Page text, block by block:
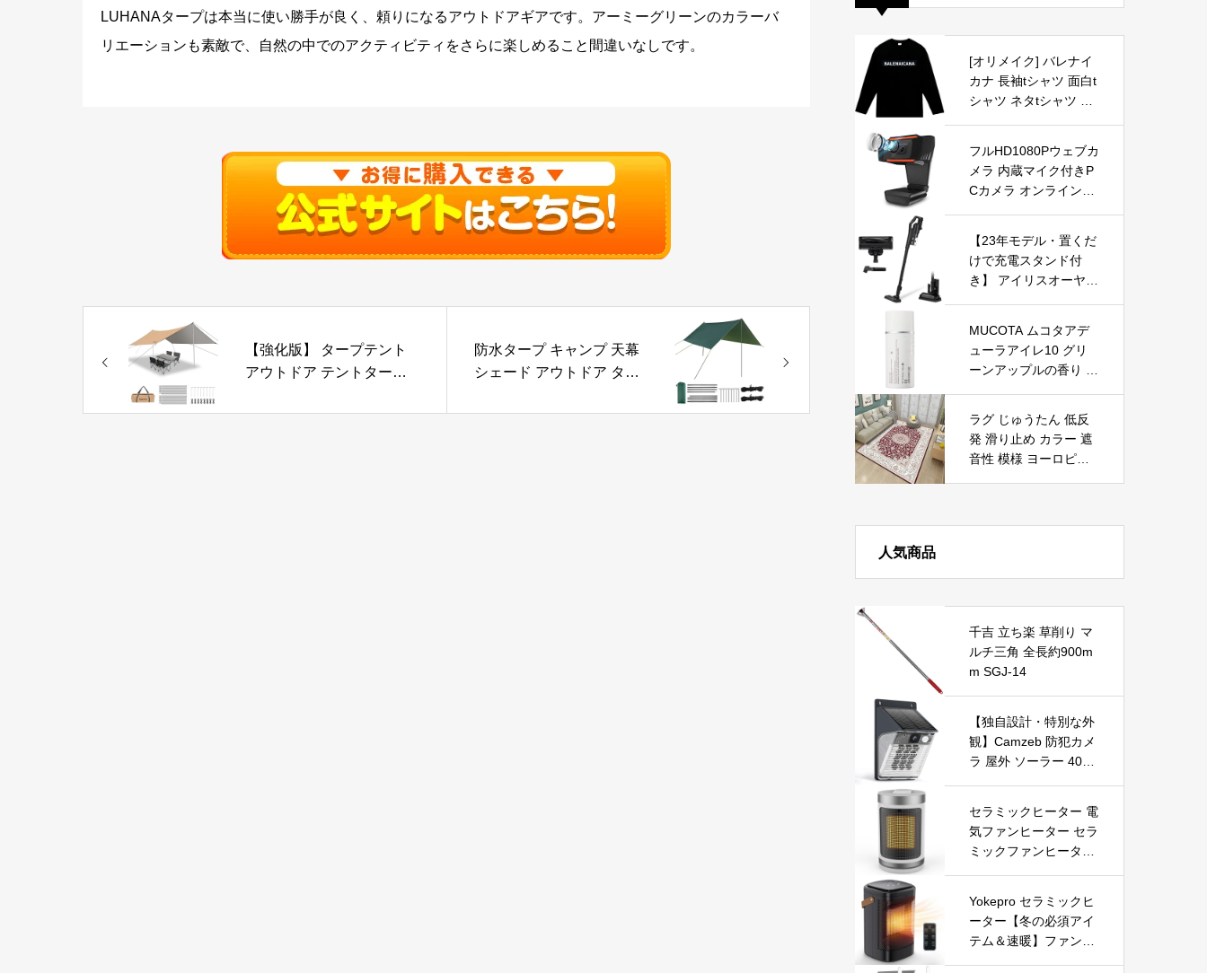
LUHANAタープは本当に使い勝手が良く、頼りになるアウトドアギアです。アーミーグリーンのカラーバ
リエーションも素敵で、自然の中でのアクティビティをさらに楽しめること間違いなしです。
【強化版】 タープテント
アウトドア テントタープ
防水タープ 日除け 遮熱 遮
防水タープ キャンプ 天幕
シェード アウトドア ター
ター 日除け 遮熱 遮光 収納
[オリメイク] バレナイ
カナ 長袖tシャツ 面白t
シャツ ネタtシャツ お
フルHD1080Pウェブカ
メラ 内蔵マイク付きP
Cカメラ オンラインビ
オ通話、録画、会議、
ゲーム用ラップトップ
1080Pwebカメラ 広角
【23年モデル・置くだ
けで充電スタンド付
き】 アイリスオーヤマ
ッククリーナー サイク
ロン 人気 SCD-184P-B
ブラック
MUCOTA ムコタアデ
ューラアイレ10 グリ
ーンアップルの香り 1
ト しっとりやわらか
ストレート
ラグ じゅうたん 低反
発 滑り止め カラー 遮
音性 模様 ヨーロピア
滑り止め付き 玄関マッ
人気商品
千吉 立ち楽 草削り マ
ルチ三角 全長約900m
m SGJ-14
【独自設計・特別な外
観】Camzeb 防犯カメ
ラ 屋外 ソーラー 400
電池式 Alexa 赤外線/カ
ラー暗視 双方向音声
音光警報 プッシュ通知
動体検知 クラウド/SD
カード録画 IP66防水
遠隔操作
セラミックヒーター 電
気ファンヒーター セラ
ミックファンヒーター
切替 1-12時間タイマー
設定可能 リモコン付
電気ヒーター 転倒自動
オフ 過熱保護 省エネ
Yokepro セラミックヒ
ーター【冬の必須アイ
テム＆速暖】ファンヒ